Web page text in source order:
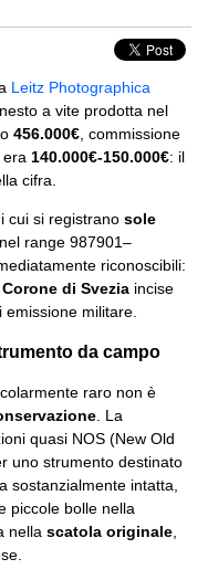
Leitz Photographica
a vite prodotta nel
456.000€ , commissione
140.000€-150.000€: il
cifra.
cui si registrano sole
range 987901–
riconoscibili:
di Svezia incise
militare.
da campo
raro non è
. La
quasi NOS (New Old
uno strumento destinato
sostanzialmente intatta,
piccole bolle nella
nella scatola originale